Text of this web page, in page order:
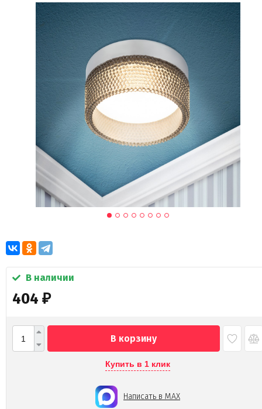
В наличии
404 ₽
В корзину
Купить в 1 клик
Написать в MAX